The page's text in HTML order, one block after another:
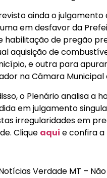
ainda o
em desfavor da
habilitação de pregão
aquisição de
e outra para
na Câmara Municipal
o Plenário analisa a
em julgamento
irregularidades em
Clique aqui e confira
Verdade MT –